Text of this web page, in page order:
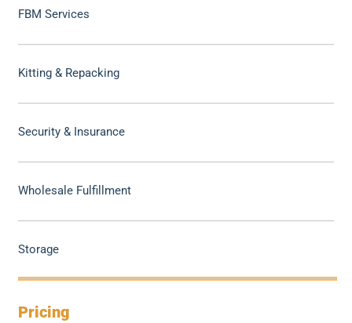
FBM Services
Kitting & Repacking
Security & Insurance
Wholesale Fulfillment
Storage
Pricing